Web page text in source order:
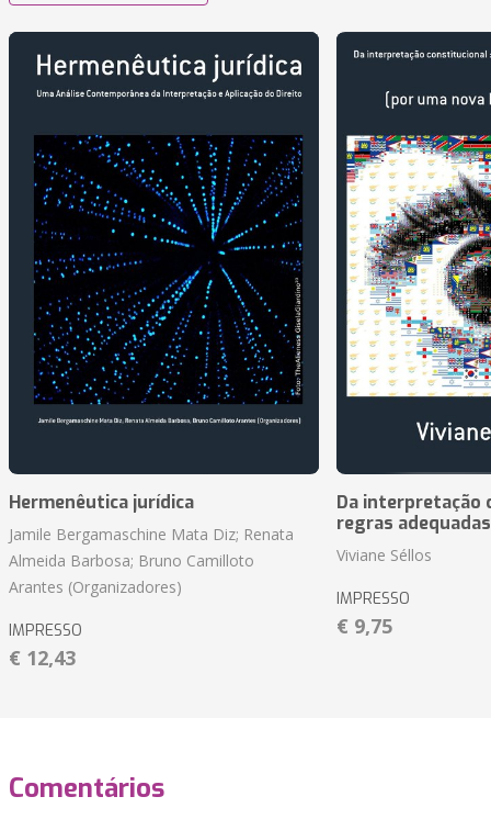
Hermenêutica jurídica
Jamile Bergamaschine Mata Diz; Renata
Almeida Barbosa; Bruno Camilloto
Arantes (Organizadores)
IMPRESSO
€ 12,43
Da interpretação
regras
Viviane Séllos
IMPRESSO
€ 9,75
Comentários